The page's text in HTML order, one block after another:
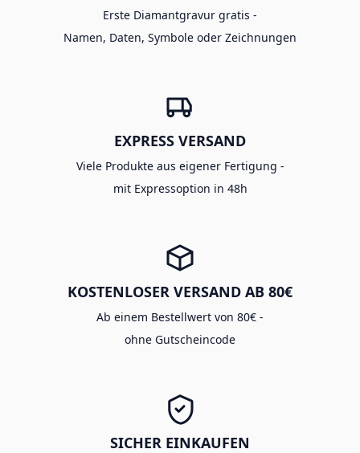
Erste Diamantgravur gratis -
Namen, Daten, Symbole oder Zeichnungen
EXPRESS VERSAND
Viele Produkte aus eigener Fertigung -
mit Expressoption in 48h
KOSTENLOSER VERSAND AB 80€
Ab einem Bestellwert von 80€ -
ohne Gutscheincode
SICHER EINKAUFEN